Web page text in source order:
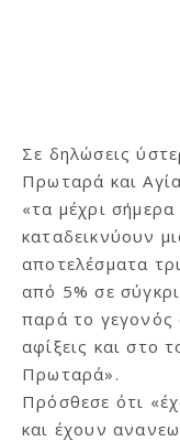
Σε δηλώσεις
Πρωταρά και
«τα μέχρι
καταδεικνύουν
αποτελέσματα
από 5% σε
παρά το γεγονός
αφίξεις και στο
Πρωταρά».
Πρόσθεσε ότι
και έχουν